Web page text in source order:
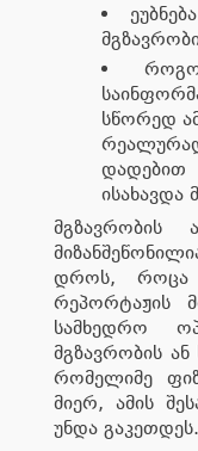
სწორედ
დადებით
ისახავდა
მგზავრობის
დროს, როცა
რეპორტაჟის
სამხედრო
მგზავრობის
რომელიმე
მიერ, ამის
უნდა გაკეთდეს.